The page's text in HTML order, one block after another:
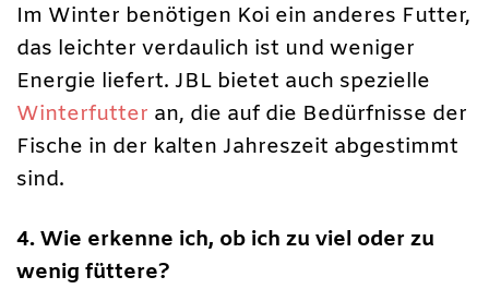
Im Winter benötigen Koi ein anderes Futter,
das leichter verdaulich ist und weniger
Energie liefert. JBL bietet auch spezielle
Winterfutter an, die auf die Bedürfnisse der
Fische in der kalten Jahreszeit abgestimmt
sind.
4. Wie erkenne ich, ob ich zu viel oder zu
wenig füttere?